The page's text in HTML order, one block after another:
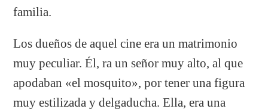
familia.
Los dueños de aquel cine era un matrimonio
muy peculiar. Él, ra un señor muy alto, al que
apodaban «el mosquito», por tener una figura
muy estilizada y delgaducha. Ella, era una